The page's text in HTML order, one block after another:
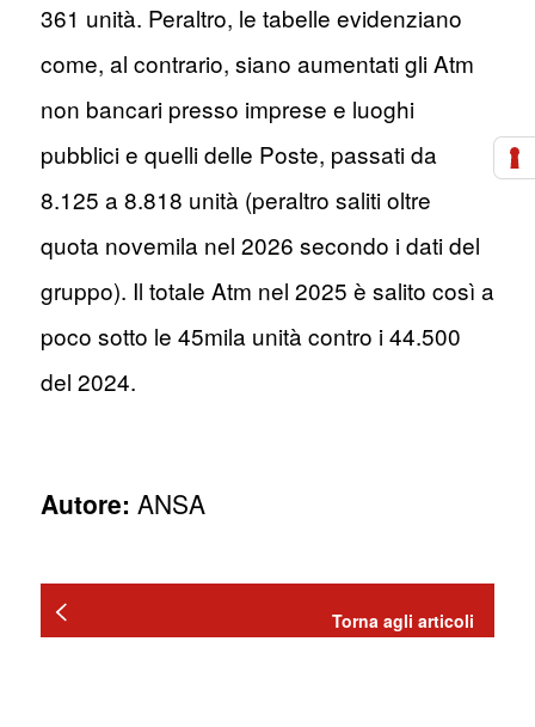
361 unità. Peraltro, le tabelle evidenziano
come, al contrario, siano aumentati gli Atm
non bancari presso imprese e luoghi
pubblici e quelli delle Poste, passati da
8.125 a 8.818 unità (peraltro saliti oltre
quota novemila nel 2026 secondo i dati del
gruppo). Il totale Atm nel 2025 è salito così a
poco sotto le 45mila unità contro i 44.500
del 2024.
Autore: ANSA
Torna agli articoli